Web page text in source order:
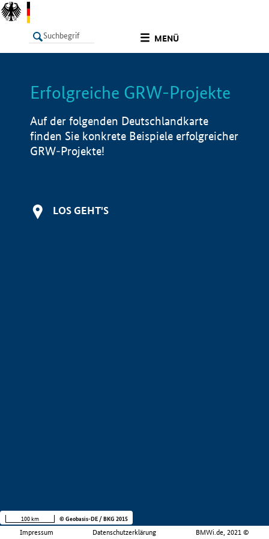
MENÜ
LISTE Info
Erfolgreiche GRW-Projekte
Auf der folgenden Deutschlandkarte
finden Sie konkrete Beispiele erfolgreicher
GRW-Projekte!
LOS GEHT'S
Impressum Datenschutzerklärung BMWi.de, 2021 ©
100 km © Geobasis-DE / BKG 2015